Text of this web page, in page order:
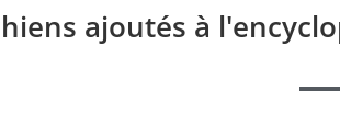
ajoutés à